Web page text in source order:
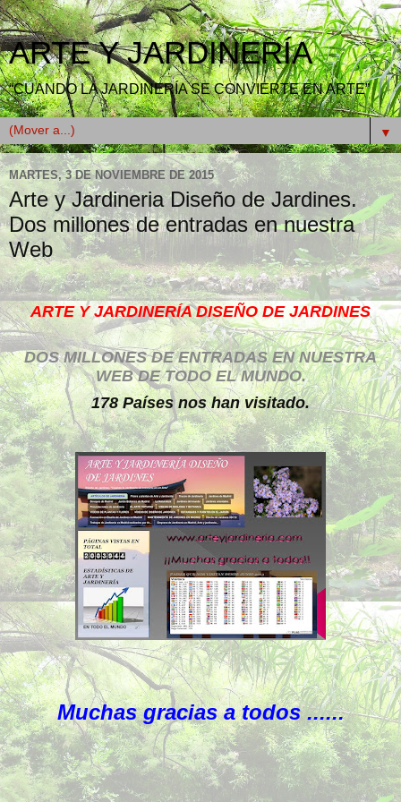
ARTE Y JARDINERÍA
“CUANDO LA JARDINERÍA SE CONVIERTE EN ARTE”
▼
MARTES, 3 DE NOVIEMBRE DE 2015
Arte y Jardineria Diseño de Jardines.
Dos millones de entradas en nuestra
Web
ARTE Y JARDINERÍA DISEÑO DE JARDINES
DOS MILLONES DE ENTRADAS EN NUESTRA
WEB DE TODO EL MUNDO.
178 Países nos han visitado.
Muchas gracias a todos ......